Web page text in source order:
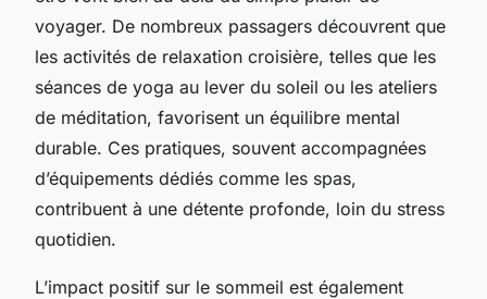
voyager. De nombreux passagers découvrent que
les activités de relaxation croisière, telles que les
séances de yoga au lever du soleil ou les ateliers
de méditation, favorisent un équilibre mental
durable. Ces pratiques, souvent accompagnées
d’équipements dédiés comme les spas,
contribuent à une détente profonde, loin du stress
quotidien.
L’impact positif sur le sommeil est également